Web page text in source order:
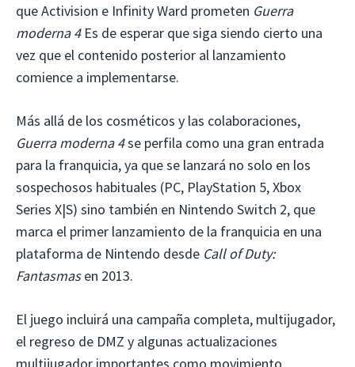
que Activision e Infinity Ward prometen Guerra
moderna 4Es de esperar que siga siendo cierto una
vez que el contenido posterior al lanzamiento
comience a implementarse.
Más allá de los cosméticos y las colaboraciones,
Guerra moderna 4se perfila como una gran entrada
para la franquicia, ya que se lanzará no solo en los
sospechosos habituales (PC, PlayStation 5, Xbox
Series X|S) sino también en Nintendo Switch 2, que
marca el primer lanzamiento de la franquicia en una
plataforma de Nintendo desde Call of Duty:
Fantasmasen 2013.
El juego incluirá una campaña completa, multijugador,
el regreso de DMZ y algunas actualizaciones
multijugador importantes como movimiento